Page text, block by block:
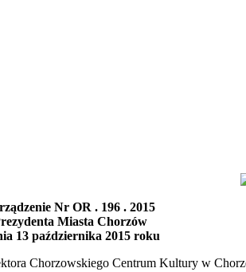
Nr OR . 196 . 2015
Miasta Chorzów
13 października 2015 roku
Chorzowskiego Centrum Kultury w